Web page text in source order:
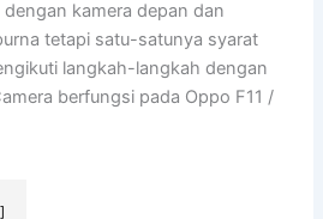
kamera depan dan
tetapi satu-satunya syarat
langkah-langkah dengan
berfungsi pada Oppo F11 /